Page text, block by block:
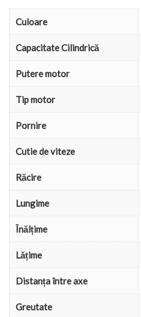
Culoare
Capacitate Cilindrică
Putere motor
Tip motor
Pornire
Cutie de viteze
Răcire
Lungime
Înălțime
Lățime
Distanța între axe
Greutate